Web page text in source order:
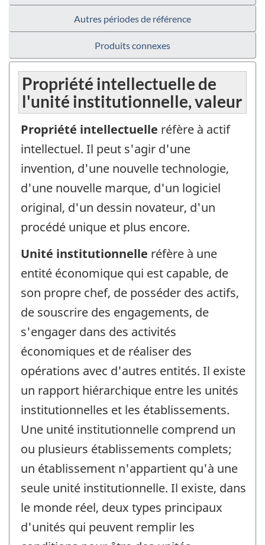
Autres périodes de référence
Produits connexes
Propriété intellectuelle de
l'unité institutionnelle, valeur
Propriété intellectuelle réfère à actif
intellectuel. Il peut s'agir d'une
invention, d'une nouvelle technologie,
d'une nouvelle marque, d'un logiciel
original, d'un dessin novateur, d'un
procédé unique et plus encore.
Unité institutionnelle réfère à une
entité économique qui est capable, de
son propre chef, de posséder des actifs,
de souscrire des engagements, de
s'engager dans des activités
économiques et de réaliser des
opérations avec d'autres entités. Il existe
un rapport hiérarchique entre les unités
institutionnelles et les établissements.
Une unité institutionnelle comprend un
ou plusieurs établissements complets;
un établissement n'appartient qu'à une
seule unité institutionnelle. Il existe, dans
le monde réel, deux types principaux
d'unités qui peuvent remplir les